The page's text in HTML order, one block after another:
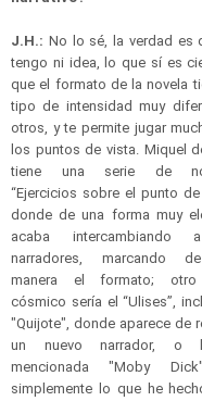
J.H.: No lo sé, la verdad es
tengo ni idea, lo que sí es
que el formato de la novela
tipo de intensidad muy
otros, y te permite jugar
los puntos de vista. Miquel
tiene una serie de
“Ejercicios sobre el punto de
donde de una forma muy
acaba intercambiando
narradores, marcando
manera el formato;
cósmico sería el “Ulises”,
"Quijote", donde aparece de
un nuevo narrador, o
mencionada "Moby
simplemente lo que he